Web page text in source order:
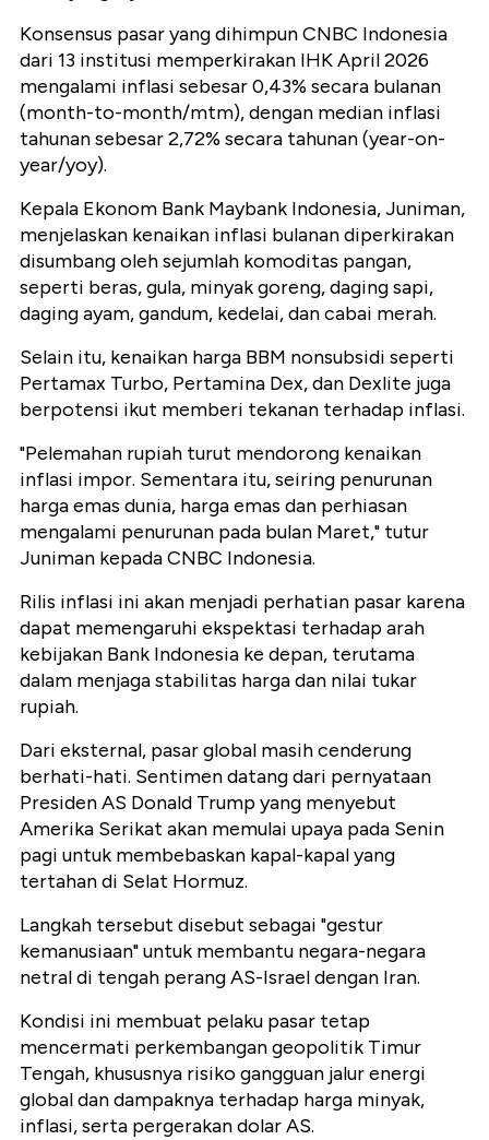
Konsensus pasar yang dihimpun CNBC Indonesia
dari 13 institusi memperkirakan IHK April 2026
mengalami inflasi sebesar 0,43% secara bulanan
(month-to-month/mtm), dengan median inflasi
tahunan sebesar 2,72% secara tahunan (year-on-
year/yoy).
Kepala Ekonom Bank Maybank Indonesia, Juniman,
menjelaskan kenaikan inflasi bulanan diperkirakan
disumbang oleh sejumlah komoditas pangan,
seperti beras, gula, minyak goreng, daging sapi,
daging ayam, gandum, kedelai, dan cabai merah.
Selain itu, kenaikan harga BBM nonsubsidi seperti
Pertamax Turbo, Pertamina Dex, dan Dexlite juga
berpotensi ikut memberi tekanan terhadap inflasi.
"Pelemahan rupiah turut mendorong kenaikan
inflasi impor. Sementara itu, seiring penurunan
harga emas dunia, harga emas dan perhiasan
mengalami penurunan pada bulan Maret," tutur
Juniman kepada CNBC Indonesia.
Rilis inflasi ini akan menjadi perhatian pasar karena
dapat memengaruhi ekspektasi terhadap arah
kebijakan Bank Indonesia ke depan, terutama
dalam menjaga stabilitas harga dan nilai tukar
rupiah.
Dari eksternal, pasar global masih cenderung
berhati-hati. Sentimen datang dari pernyataan
Presiden AS Donald Trump yang menyebut
Amerika Serikat akan memulai upaya pada Senin
pagi untuk membebaskan kapal-kapal yang
tertahan di Selat Hormuz.
Langkah tersebut disebut sebagai "gestur
kemanusiaan" untuk membantu negara-negara
netral di tengah perang AS-Israel dengan Iran.
Kondisi ini membuat pelaku pasar tetap
mencermati perkembangan geopolitik Timur
Tengah, khususnya risiko gangguan jalur energi
global dan dampaknya terhadap harga minyak,
inflasi, serta pergerakan dolar AS.